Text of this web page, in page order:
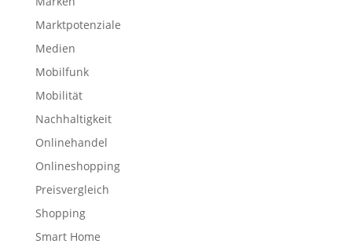
Marktpotenziale
Medien
Mobilfunk
Mobilität
Nachhaltigkeit
Onlinehandel
Onlineshopping
Preisvergleich
Shopping
Smart Home